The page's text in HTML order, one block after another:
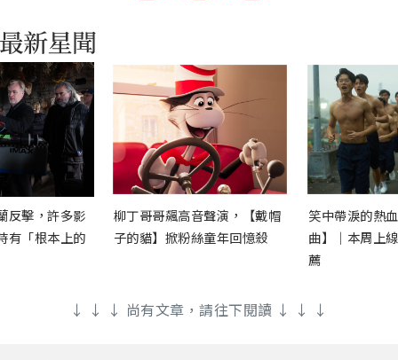
反擊，許多影
有「根本上的
柳丁哥哥飆高音聲演，【戴帽
子的貓】掀粉絲童年回憶殺
笑中帶淚的熱
曲】｜本周上
薦
↓ ↓ ↓ 尚有文章，請往下閱讀 ↓ ↓ ↓